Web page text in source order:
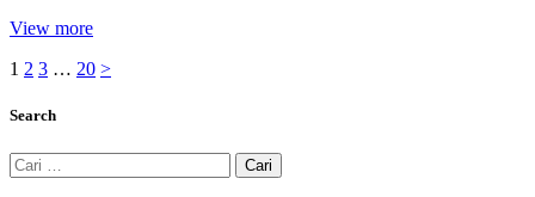
View more
Navigasi
pos
Page
1 Page
2 Page
3 … Page
20 >
Search
Cari
untuk: